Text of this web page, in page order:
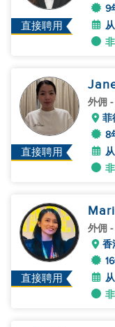
直接聘用
9
直接聘用
外佣
菲
8
直接聘用
外佣
香